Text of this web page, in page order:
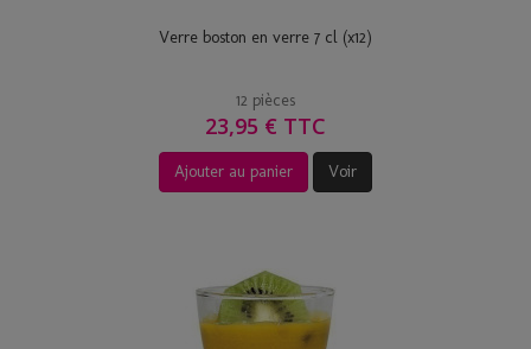
Verre boston en verre 7 cl (x12)
12 pièces
23,95 € TTC
Ajouter au panier Voir